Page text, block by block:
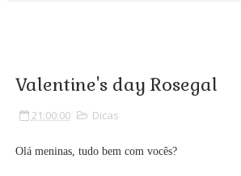
Valentine's day Rosegal
21:00:00 Dicas
Olá meninas, tudo bem com vocês?